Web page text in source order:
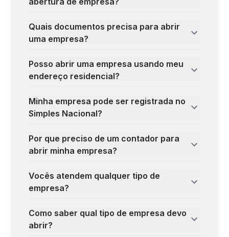
Quais documentos precisa para abrir
uma empresa?
Posso abrir uma empresa usando meu
endereço residencial?
Minha empresa pode ser registrada no
Simples Nacional?
Por que preciso de um contador para
abrir minha empresa?
Vocês atendem qualquer tipo de
empresa?
Como saber qual tipo de empresa devo
abrir?